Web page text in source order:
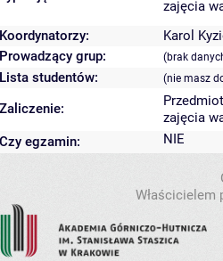
zajęcia
Koordynatorzy:
Karol
Prowadzący grup:
(brak
Lista studentów: (nie masz
Zaliczenie:
zajęcia
Czy egzamin:
NIE
Właścicielem